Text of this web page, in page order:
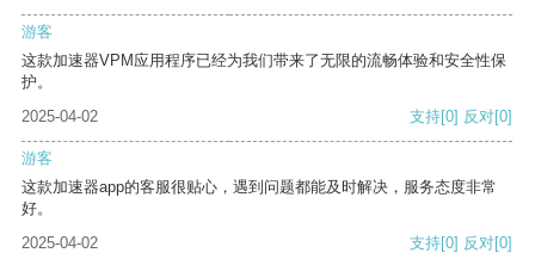
游客
这款加速器VPM应用程序已经为我们带来了无限的流畅体验和安全性保
护。
2025-04-02
支持[0] 反对[0]
游客
这款加速器app的客服很贴心，遇到问题都能及时解决，服务态度非常
好。
2025-04-02
支持[0] 反对[0]